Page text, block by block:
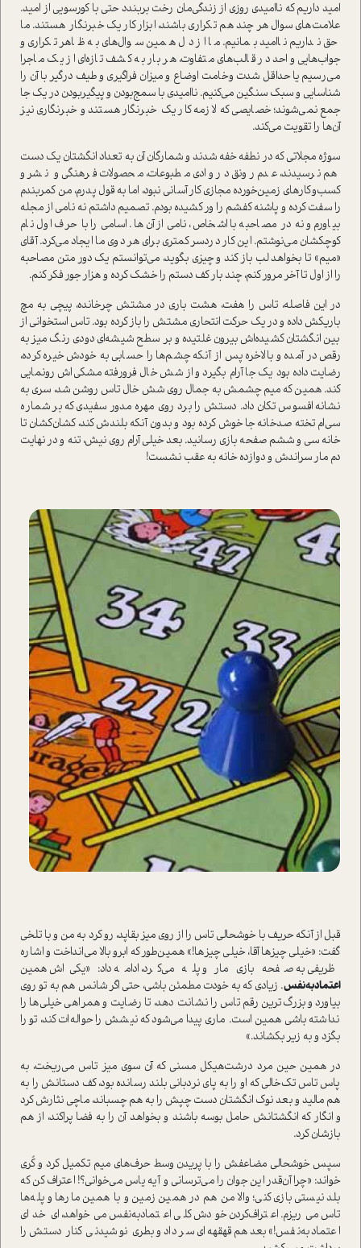
امید داریم که ناامیدی روزی از زندگی‌مان رخت بربندد حتی با کورسویی از امید.
علامت‌های سوال هر چند هم تکراری باشند، ابزار کار یک خبرنگار هستند. ما
حق نداریم ناامید بمانیم. ما از دل همین سوال‌های به ظاهر تکراری و
جواب‌هایی واحد در قالب‌های متفاوت، هر بار به کشف تازه‌ای از یک ماجرا
می‌رسیم یا حداقل شدت وخامت اوضاع و میزان فراگیری و طیف درگیر با آن را
شناسایی و سبک سنگین می‌کنیم. ناامیدی با سمج‌بودن و پیگیر‌بودن در یک جا
جمع نمی‌شوند؛ خصایصی که لازمه کار یک خبرنگار هستند و خبرنگاری نیز
آن‌ها را تقویت می‌کند.
سوژه مجلاتی که در نطفه خفه شدند و شمارگان آن به تعداد انگشتان یک دست
هم نرسیدند، عدم رونق در وادی مطبوعات، محصولات فرهنگی و نشر و
کسب‌و‌‌کارهای زمین‌خورده مجازی کار آسانی نبود، اما به قول پدرم، من کمربندم
را سفت کرده و پاشنه کفشم را ور کشیده بودم. تصمیم داشتم نه نامی از مجله
بیاورم و نه در مصاحبه با اشخاص، نامی از آن‌ها. اسامی را با حرف اول نام
کوچکشان می‌نوشتم. این کار دردسر کمتری برای هر دوی ما ایجاد می‌کرد. آقای
«میم» تا بخواهد لب باز کند و چیزی بگوید، می‌توانستم یک دور متن مصاحبه
را از اول تا آخر مرور کنم، چند بار کف دستم را خشک کرده و هزار جور فکر کنم.
در این فاصله، تاس را هفت، هشت باری در مشتش چرخانده، پیچی به مچ
باریکش داده و در یک حرکت انتحاری مشتش را باز کرده بود. تاس استخوانی از
بین انگشتان کشیده‌اش بیرون غلتیده و بر سطح شیشه‌ای دودی رنگ میز به
رقص در آمده و بالاخره پس از آنکه چشم‌ها را حسابی به خودش خیره کرده،
رضایت داده بود یک جا آرام بگیرد و از شش خال فرورفته مشکی‌اش رونمایی
کند. همین که میم چشمش به جمال روی شش خال تاس روشن شد، سری به
نشانه افسوس تکان داد. دستش را برد روی مهره مدور سفیدی که بر شماره
سی‌ام تخته صد‌خانه جا خوش کرده بود و بدون آنکه بلندش کند، کشان‌کشان تا
خانه سی و ششم صفحه بازی رسانید. بعد خیلی آرام روی نیش، تنه و در نهایت
دم مار سراندش و دوازده خانه به عقب نشست!
قبل از آنکه حریف با خوشحالی تاس را از روی میز بقاپد، رو کرد به من و با تلخی
گفت: «خیلی چیزها آقا، خیلی چیزها!» همین‌طور که ابرو بالا می‌انداخت و اشاره
ظریفی به صفحه بازی مار و پله می‌کرد، ادامه داد: «یکی‌اش همین
اعتماد‌به‌نفس. زیادی که به خودت مطمئن باشی، حتی اگر شانس هم به تو روی
بیاورد و بزرگ‌ترین رقم تاس را نشانت دهد، تا رضایت و همراهی خیلی‌ها را
نداشته باشی همین است. ماری پیدا می‌شود که نیشش را حواله‌ات کند، تو را
بگزد و به زیر بکشاند.»
در همین حین مرد درشت‌هیکل مسنی که آن سوی میز تاس می‌ریخت، به
پاس تاس تک‌خالی که او را به پای نردبانی بلند رسانده بود، کف دستانش را به
هم مالید و بعد نوک انگشتان دست چپش را به هم چسباند، ماچی نثارش کرد
و انگار که انگشتانش حامل بوسه باشند و بخواهد آن را به فضا پراکند، از هم
بازشان کرد.
سپس خوشحالی مضاعفش را با پریدن وسط حرف‌های میم تکمیل کرد و کُری
خواند: «چرا آن‌قدر این جوان را می‌ترسانی و آیه یاس می‌خوانی؟! اعتراف کن که
بلد نیستی بازی کنی؛ والا من هم در همین زمین و با همین مارها و پله‌ها
تاس می‌ریزم. اعتراف‌کردن خودش کلی اعتماد‌به‌نفس می‌خواهد، ای خدای
اعتماد‌به‌نفس!» بعد هم قهقهه‌ای سر داد و بطری نوشیدنی کنار دستش را